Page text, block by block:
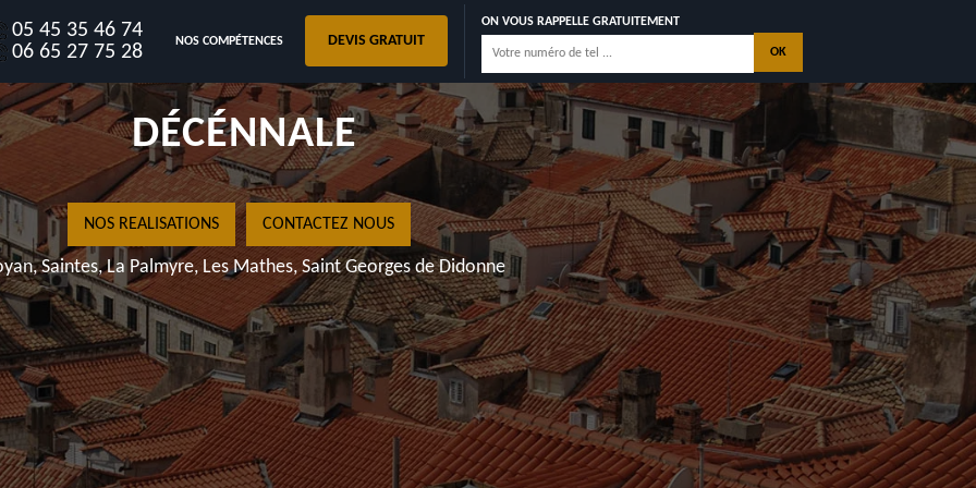
05 45 35 46 74
06 65 27 75 28
NOS COMPÉTENCES DEVIS GRATUIT
ON VOUS RAPPELLE GRATUITEMENT
AVEC GARANTIE
DÉCÉNNALE
NOS REALISATIONS CONTACTEZ NOUS
Saintes, La Palmyre, Les Mathes, Saint Georges de Didonne